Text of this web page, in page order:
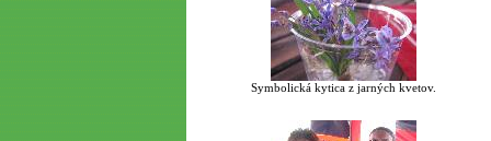
Symbolická kytica z jarných kvetov.